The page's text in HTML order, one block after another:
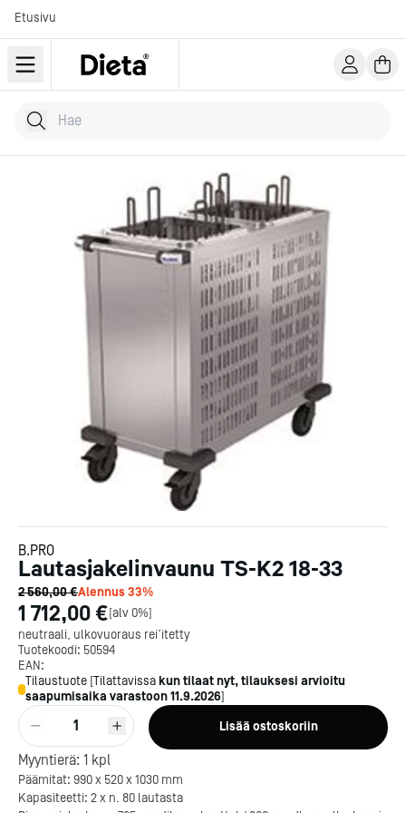
Etusivu
Hae tuotteita
Kirjoita hakusana...
B.PRO
Lautasjakelinvaunu TS-K2 18-33
2 560,00 €Alennus33%
1 712,00 €[alv 0%]
neutraali, ulkovuoraus rei´itetty
Tuotekoodi: 50594
EAN:
Tilaustuote [Tilattavissa kun tilaat nyt, tilauksesi arvioitu
saapumisaika varastoon11.9.2026]
1 Lisää ostoskoriin
Myyntierä: 1 kpl
Päämitat: 990 x 520 x 1030 mm
Kapasiteetti: 2 x n. 80 lautasta